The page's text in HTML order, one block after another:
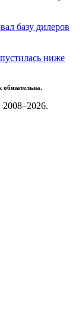
базу дилеров
ниже
обязательна.